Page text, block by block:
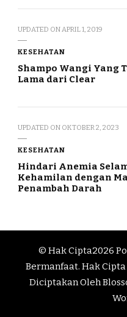
UPDATED ON APRIL 1, 2019
KESEHATAN
Shampo Wangi Yang
Lama dari Clear
UPDATED ON OKTOBER 2, 2023
KESEHATAN
Hindari Anemia
Kehamilan dengan
Penambah Darah
© Hak Cipta2026
Bermanfaat. Hak
Diciptakan Oleh